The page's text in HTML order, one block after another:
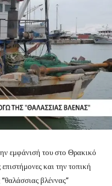
εμφάνισή του στο Θρακικό
και την τοπική
βλέννας”